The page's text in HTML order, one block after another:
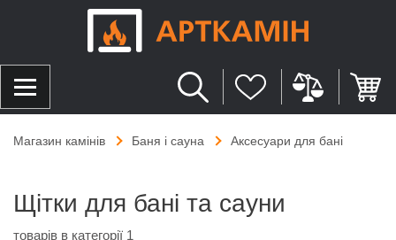
Магазин камінів Баня і сауна Аксесуари для бані
Щітки для бані та сауни
товарів в категорії 1